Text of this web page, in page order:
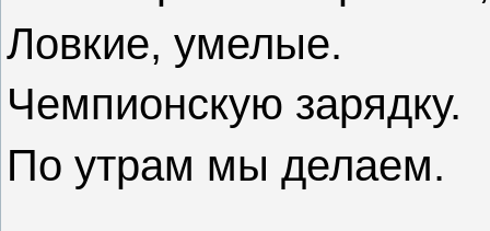
Ловкие, умелые.
Чемпионскую зарядку.
По утрам мы делаем.